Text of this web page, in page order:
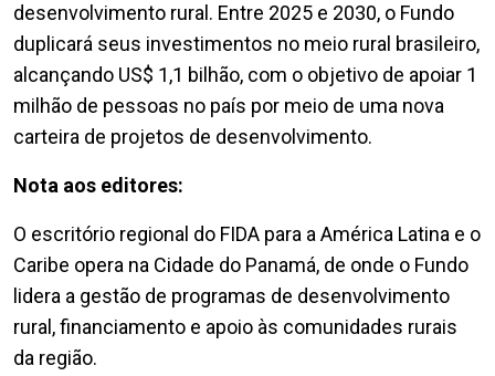
desenvolvimento rural. Entre 2025 e 2030, o Fundo
duplicará seus investimentos no meio rural brasileiro,
alcançando US$ 1,1 bilhão, com o objetivo de apoiar 1
milhão de pessoas no país por meio de uma nova
carteira de projetos de desenvolvimento.
Nota aos editores:
O escritório regional do FIDA para a América Latina e o
Caribe opera na Cidade do Panamá, de onde o Fundo
lidera a gestão de programas de desenvolvimento
rural, financiamento e apoio às comunidades rurais
da região.